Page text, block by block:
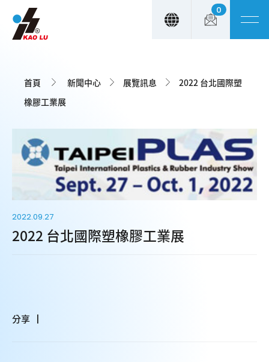
0
首頁 新聞中心 展覽訊息
2022 台北國際塑
橡膠工業展
2022.09.27
2022 台北國際塑橡膠工業展
分享
Cookie管理面板